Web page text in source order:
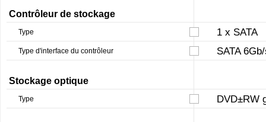
Contrôleur de stockage
Type 1 x SATA
Type d'interface du contrôleur SATA
Stockage optique
Type DVD±RW